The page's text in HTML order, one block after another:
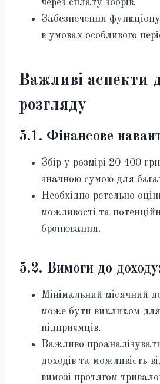
через сплату зборів.
Забезпечення
в умовах особливого
Важливі аспекти
розгляду
5.1. Фінансове
Збір у розмірі 20 400
значною сумою для
Необхідно ретельно
можливості та
бронювання.
5.2. Вимоги до
Мінімальний місячний
може бути викликом
підприємців.
Важливо проаналізувати
доходів та можливість
вимозі протягом